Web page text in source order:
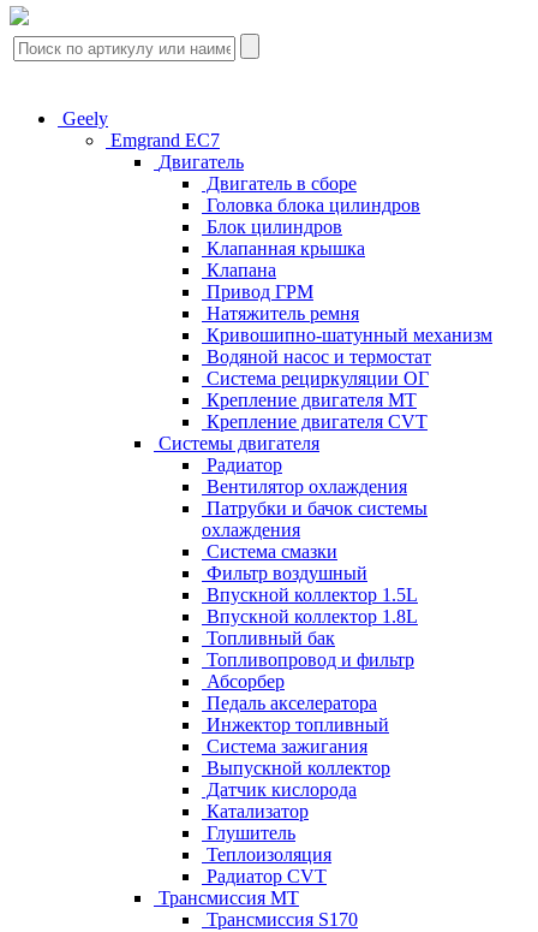
Geely
Emgrand EC7
Двигатель
Двигатель в сборе
Головка блока цилиндров
Блок цилиндров
Клапанная крышка
Клапана
Привод ГРМ
Натяжитель ремня
Кривошипно-шатунный механизм
Водяной насос и термостат
Система рециркуляции ОГ
Крепление двигателя MT
Крепление двигателя CVT
Системы двигателя
Радиатор
Вентилятор охлаждения
Патрубки и бачок системы
охлаждения
Система смазки
Фильтр воздушный
Впускной коллектор 1.5L
Впускной коллектор 1.8L
Топливный бак
Топливопровод и фильтр
Абсорбер
Педаль акселератора
Инжектор топливный
Система зажигания
Выпускной коллектор
Датчик кислорода
Катализатор
Глушитель
Теплоизоляция
Радиатор CVT
Трансмиссия MT
Трансмиссия S170